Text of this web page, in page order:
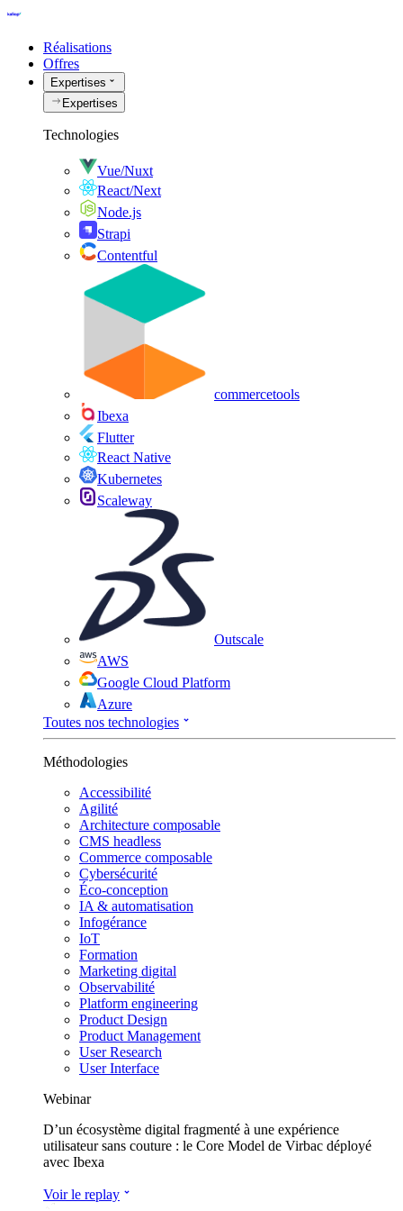
Réalisations
Offres
Expertises
Expertises
Technologies
Vue/Nuxt
React/Next
Node.js
Strapi
Contentful
commercetools
Ibexa
Flutter
React Native
Kubernetes
Scaleway
Outscale
AWS
Google Cloud Platform
Azure
Toutes nos technologies
Méthodologies
Accessibilité
Agilité
Architecture composable
CMS headless
Commerce composable
Cybersécurité
Éco-conception
IA & automatisation
Infogérance
IoT
Formation
Marketing digital
Observabilité
Platform engineering
Product Design
Product Management
User Research
User Interface
Webinar
D’un écosystème digital fragmenté à une expérience
utilisateur sans couture : le Core Model de Virbac déployé
avec Ibexa
Voir le replay